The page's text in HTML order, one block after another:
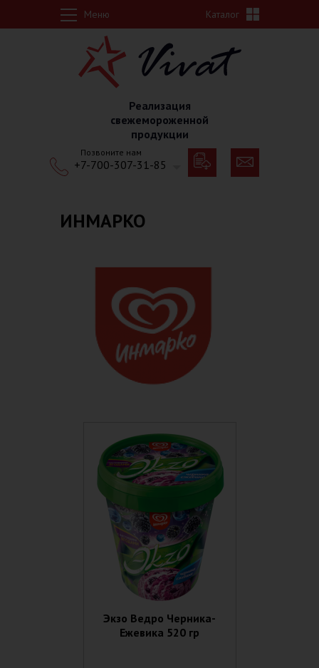
Перейти к основному содержанию
Меню Каталог
Реализация
свежемороженной
продукции
Позвоните нам
+7-700-307-31-85
ИНМАРКО
Экзо Ведро Черника-
Ежевика 520 гр